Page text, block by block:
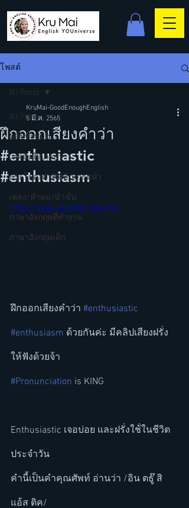
โพสต์
All Posts
คลิปทั้งหมด
เทคนิคฝึกภาษา
ประโยค/คำศัพท์/แกรมม่า
เพลง/คำคม/ขำขัน
ภาษาอังกฤษที่ทำงาน
ภาษาอังกฤษเด็ก
All Posts
ฝึกออกเสียงคำว่า
#enthusiastic
#enthusiasm
KruMai-GoodEnoughEnglish
5 มี.ค. 2565
https://youtu.be/RrETutZ0UWo
ฝึกออกเสียงคำว่า #enthusiastic
#enthusiasm ด้วยกันค่ะ มีคลิปเสียงฝรั่ง
ให้ฟังด้วยจ้า
#Pronunciation is KING
Enthusiastic เจอบ่อย และฝรั่งใช้่ในชีวิต
ประจำวัน
คำนี้เป็นคำคุณศัพท์ อ่านว่า /อิน ตธู๊ สิ
แอ้ส ติค/